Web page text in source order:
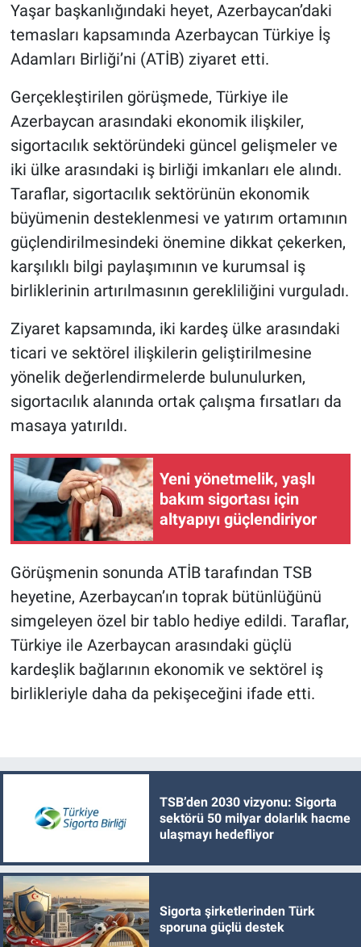
Yaşar başkanlığındaki heyet, Azerbaycan’daki
temasları kapsamında Azerbaycan Türkiye İş
Adamları Birliği’ni (ATİB) ziyaret etti.
Gerçekleştirilen görüşmede, Türkiye ile
Azerbaycan arasındaki ekonomik ilişkiler,
sigortacılık sektöründeki güncel gelişmeler ve
iki ülke arasındaki iş birliği imkanları ele alındı.
Taraflar, sigortacılık sektörünün ekonomik
büyümenin desteklenmesi ve yatırım ortamının
güçlendirilmesindeki önemine dikkat çekerken,
karşılıklı bilgi paylaşımının ve kurumsal iş
birliklerinin artırılmasının gerekliliğini vurguladı.
Ziyaret kapsamında, iki kardeş ülke arasındaki
ticari ve sektörel ilişkilerin geliştirilmesine
yönelik değerlendirmelerde bulunulurken,
sigortacılık alanında ortak çalışma fırsatları da
masaya yatırıldı.
Yeni yönetmelik, yaşlı
bakım sigortası için
altyapıyı güçlendiriyor
Görüşmenin sonunda ATİB tarafından TSB
heyetine, Azerbaycan’ın toprak bütünlüğünü
simgeleyen özel bir tablo hediye edildi. Taraflar,
Türkiye ile Azerbaycan arasındaki güçlü
kardeşlik bağlarının ekonomik ve sektörel iş
birlikleriyle daha da pekişeceğini ifade etti.
TSB’den 2030 vizyonu: Sigorta
sektörü 50 milyar dolarlık hacme
ulaşmayı hedefliyor
Sigorta şirketlerinden Türk
sporuna güçlü destek